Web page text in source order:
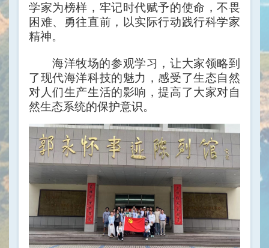
学家为榜样，牢记时代赋予的使命，不畏
困难、勇往直前，以实际行动践行科学家
精神。
海洋牧场的参观学习，让大家领略到
了现代海洋科技的魅力，感受了生态自然
对人们生产生活的影响，提高了大家对自
然生态系统的保护意识。